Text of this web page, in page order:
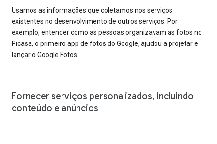
Usamos as informações que coletamos nos serviços
existentes no desenvolvimento de outros serviços. Por
exemplo, entender como as pessoas organizavam as fotos no
Picasa, o primeiro app de fotos do Google, ajudou a projetar e
lançar o Google Fotos.
Fornecer serviços personalizados, incluindo
conteúdo e anúncios